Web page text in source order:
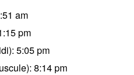
am
pm
5:05 pm
8:14 pm